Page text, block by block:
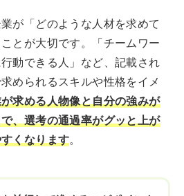
が「どのような人材を求めて
とが大切です。「チームワー
動できる人」など、記載され
められるスキルや性格をイメ
求める人物像と自分の強みが
、選考の通過率がグッと上が
くなります。